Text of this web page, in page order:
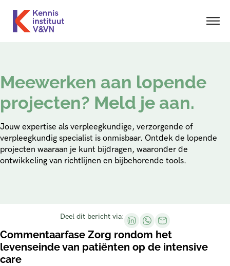
Meewerken aan lopende
projecten? Meld je aan.
Jouw expertise als verpleegkundige, verzorgende of
verpleegkundig specialist is onmisbaar. Ontdek de lopende
projecten waaraan je kunt bijdragen, waaronder de
ontwikkeling van richtlijnen en bijbehorende tools.
Deel dit bericht via:
Commentaarfase Zorg rondom het
levenseinde van patiënten op de intensive
care